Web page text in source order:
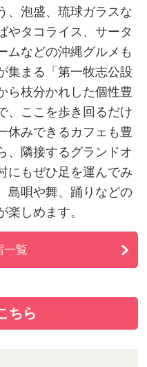
、泡盛、琉球ガラスな
やタコライス、サータ
ムなどの沖縄グルメも
集まる「第一牧志公設
ら枝分かれした個性豊
、ここを歩き回るだけ
休みできるカフェも豊
、隣接するグランドオ
にもぜひ足を運んでみ
島唄や舞、踊りなどの
しめます。
一覧
ちら